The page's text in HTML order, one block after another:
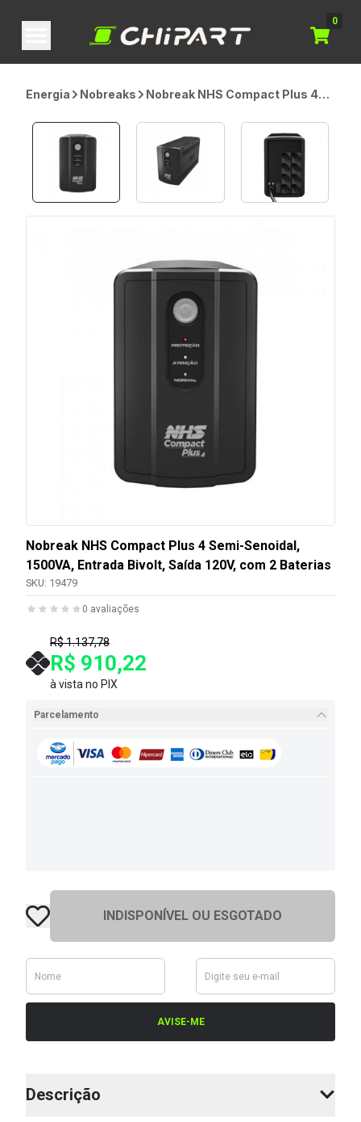
0
Energia Nobreaks
Nobreak NHS Compact Plus 4
Bivolt, Saída 120V, com 2
Baterias
Nobreak NHS Compact Plus 4 Semi-Senoidal,
1500VA, Entrada Bivolt, Saída 120V, com 2 Baterias
SKU: 19479
0 avaliações
R$ 1.137,78
R$ 910,22
à vista no PIX
Parcelamento
INDISPONÍVEL OU ESGOTADO
AVISE-ME
Descrição